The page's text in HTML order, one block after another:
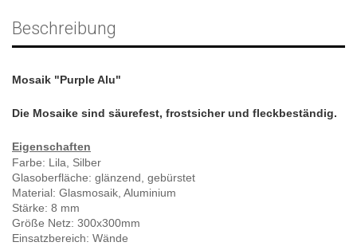
Beschreibung
Mosaik "Purple Alu"
Die Mosaike sind säurefest, frostsicher und fleckbeständig.
Eigenschaften
Farbe: Lila, Silber
Glasoberfläche: glänzend, gebürstet
Material: Glasmosaik, Aluminium
Stärke: 8 mm
Größe Netz: 300x300mm
Einsatzbereich: Wände